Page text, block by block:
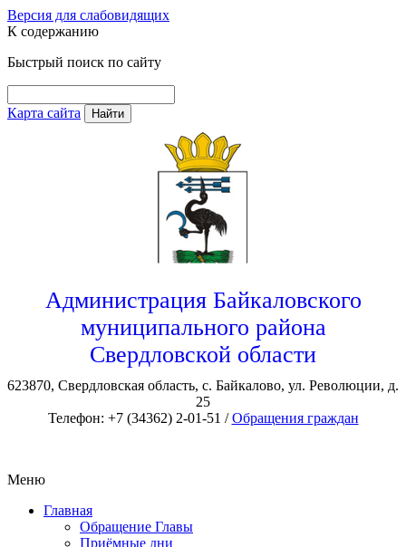
Версия для слабовидящих
К содержанию
Быстрый поиск по сайту
Карта сайта Найти
Администрация Байкаловского
муниципального района
Свердловской области
623870, Свердловская область, с. Байкалово, ул. Революции, д.
25
Телефон: +7 (34362) 2-01-51 /Обращения граждан
Меню
Главная
Обращение Главы
Приёмные дни